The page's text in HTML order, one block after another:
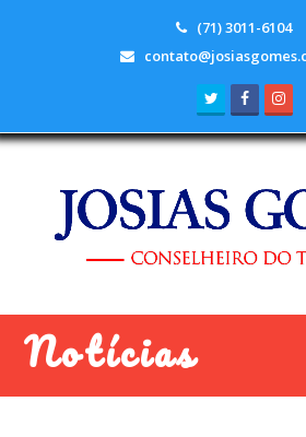
(71) 3011-6104
Twitter
Notícias